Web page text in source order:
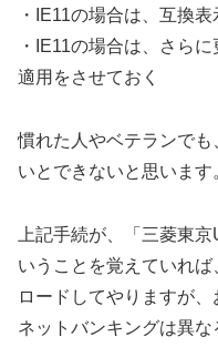
・IE11の場合は、互換
・IE11の場合は、さら
適用をさせておく
慣れた人やベテランで
いとできないと思います
上記手続が、「三菱東
いうことを覚えていれ
ロードしてやりますが
ネットバンキングは異